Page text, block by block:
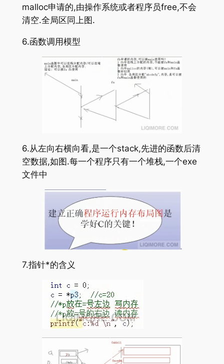
malloc申请的,由操作系统或者程序员free,不会
清空.全局区同上图.
6.函数调用模型
6.从左向右横向看,是一个stack,先进的函数后清
空数据,如图.每一个程序只有一个堆栈,一个exe
文件中
7.指针*的含义